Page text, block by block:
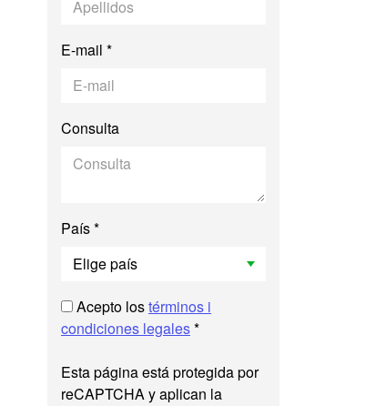
E-mail *
Consulta
País *
Acepto lostérminos i
condiciones legales*
Esta página está protegida por
reCAPTCHA y aplican la